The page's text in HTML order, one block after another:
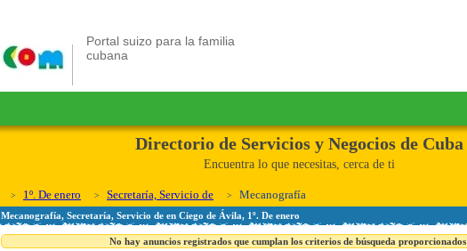
Portal suizo para la familia
cubana
Directorio de Servicios y Negocios de Cuba
Encuentra lo que necesitas, cerca de ti
1º. De enero Secretaría, Servicio de Mecanografía
Mecanografía, Secretaría, Servicio de en Ciego de Ávila, 1º. De enero
No hay anuncios registrados que cumplan los criterios de búsqueda proporcionados